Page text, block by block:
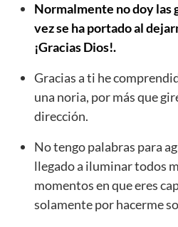
Normalmente no doy las
vez se ha portado al
¡Gracias Dios!.
Gracias a ti he
una noria, por más que
dirección.
No tengo palabras para
llegado a iluminar todos
momentos en que eres
solamente por hacerme